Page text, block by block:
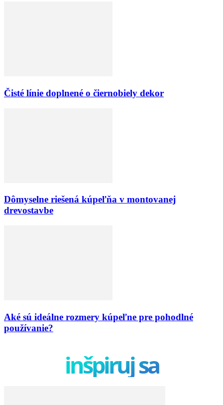
Čisté línie doplnené o čiernobiely dekor
Dômyselne riešená kúpeľňa v montovanej
drevostavbe
Aké sú ideálne rozmery kúpeľne pre pohodlné
používanie?
inšpiruj sa